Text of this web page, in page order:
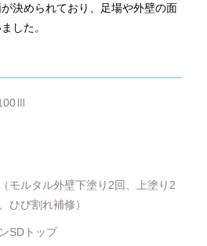
決められており、足場や外壁の面
した。
モルタル外壁下塗り2回、上塗り2
ひび割れ補修）
SDトップ